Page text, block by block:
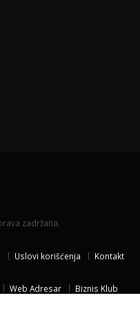
zadržana.
Uslovi korišćenja Kontakt
Web Adresar
Biznis Klub